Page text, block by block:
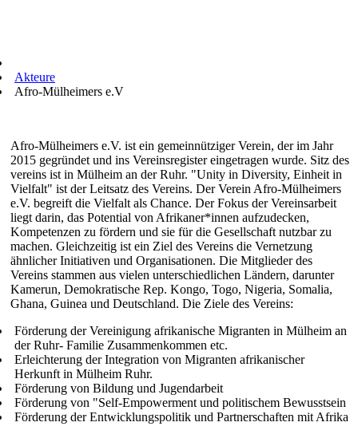
Akteure
Afro-Mülheimers e.V
Afro-Mülheimers e.V. ist ein gemeinnütziger Verein, der im Jahr
2015 gegründet und ins Vereinsregister eingetragen wurde. Sitz des
vereins ist in Mülheim an der Ruhr. "Unity in Diversity, Einheit in
Vielfalt" ist der Leitsatz des Vereins. Der Verein Afro-Mülheimers
e.V. begreift die Vielfalt als Chance. Der Fokus der Vereinsarbeit
liegt darin, das Potential von Afrikaner*innen aufzudecken,
Kompetenzen zu fördern und sie für die Gesellschaft nutzbar zu
machen. Gleichzeitig ist ein Ziel des Vereins die Vernetzung
ähnlicher Initiativen und Organisationen. Die Mitglieder des
Vereins stammen aus vielen unterschiedlichen Ländern, darunter
Kamerun, Demokratische Rep. Kongo, Togo, Nigeria, Somalia,
Ghana, Guinea und Deutschland. Die Ziele des Vereins:
Förderung der Vereinigung afrikanische Migranten in Mülheim an
der Ruhr- Familie Zusammenkommen etc.
Erleichterung der Integration von Migranten afrikanischer
Herkunft in Mülheim Ruhr.
Förderung von Bildung und Jugendarbeit
Förderung von "Self-Empowerment und politischem Bewusstsein
Förderung der Entwicklungspolitik und Partnerschaften mit Afrika